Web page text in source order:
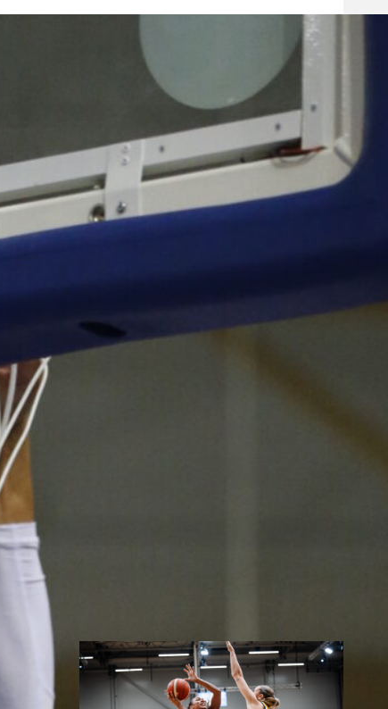
Suomen 16-
vuotiaat pojat
voittivat
Luxemburgin
– EM-kisojen
voittotili
aukesi
vakuuttavalla